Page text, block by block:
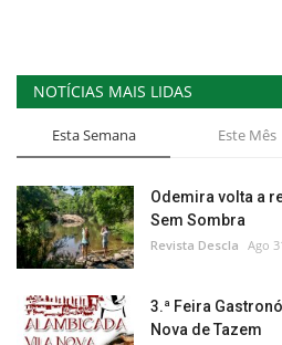
NOTÍCIAS MAIS LIDAS
Esta Semana Este Mês
Odemira volta a
Sem Sombra
Revista Descla Ago
3.ª Feira
Nova de Tazem